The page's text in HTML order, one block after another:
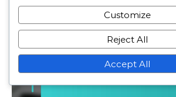
RELATED POSTS
Customize
Reject All
Accept All